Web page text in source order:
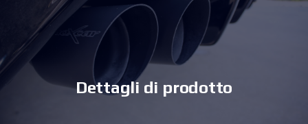
Dettagli di prodotto